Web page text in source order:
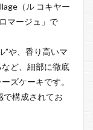
（ル コキヤー
マージュ」で
”や、香り高いマ
ど、細部に徹底
ズケーキです。
で構成されてお